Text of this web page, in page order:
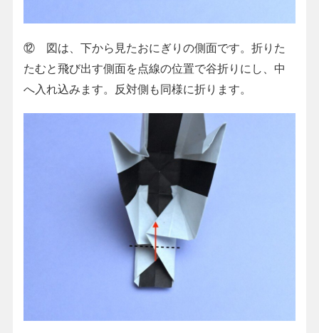
⑫ 図は、下から見たおにぎりの側面です。折りた
たむと飛び出す側面を点線の位置で谷折りにし、中
へ入れ込みます。反対側も同様に折ります。